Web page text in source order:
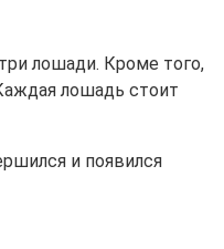
лошади. Кроме того,
лошадь стоит
и появился